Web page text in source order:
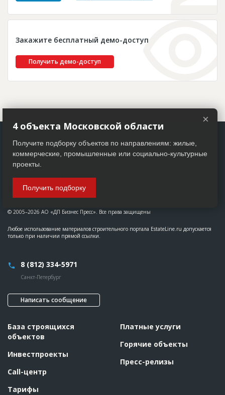
Закажите бесплатный демо-доступ
Получить демо-доступ
© 2005–2026 АО «ДП Бизнес Пресс». Все права защищены
Любое использование материалов строительного портала EstateLine.ru допускается
только при наличии прямой ссылки.
8 (812) 334-5971
Санкт-Петербург
Написать сообщение
База строящихся
объектов
Инвестпроекты
Call-центр
Тарифы
Платные услуги
Горячие объекты
Пресс-релизы
×
4 объекта Московской области
Получите подборку объектов по направлениям: жилые,
коммерческие, промышленные или социально-культурные
проекты.
Получить подборку